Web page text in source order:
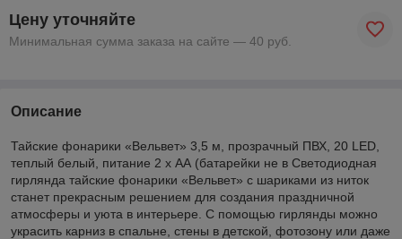
Цену уточняйте
Минимальная сумма заказа на сайте — 40 руб.
Описание
Тайские фонарики «Вельвет» 3,5 м, прозрачный ПВХ, 20 LED,
теплый белый, питание 2 х АА (батарейки не в Светодиодная
гирлянда тайские фонарики «Вельвет» с шариками из ниток
станет прекрасным решением для создания праздничной
атмосферы и уюта в интерьере. С помощью гирлянды можно
украсить карниз в спальне, стены в детской, фотозону или даже